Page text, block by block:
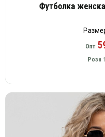
Футболка
Опт
Розн